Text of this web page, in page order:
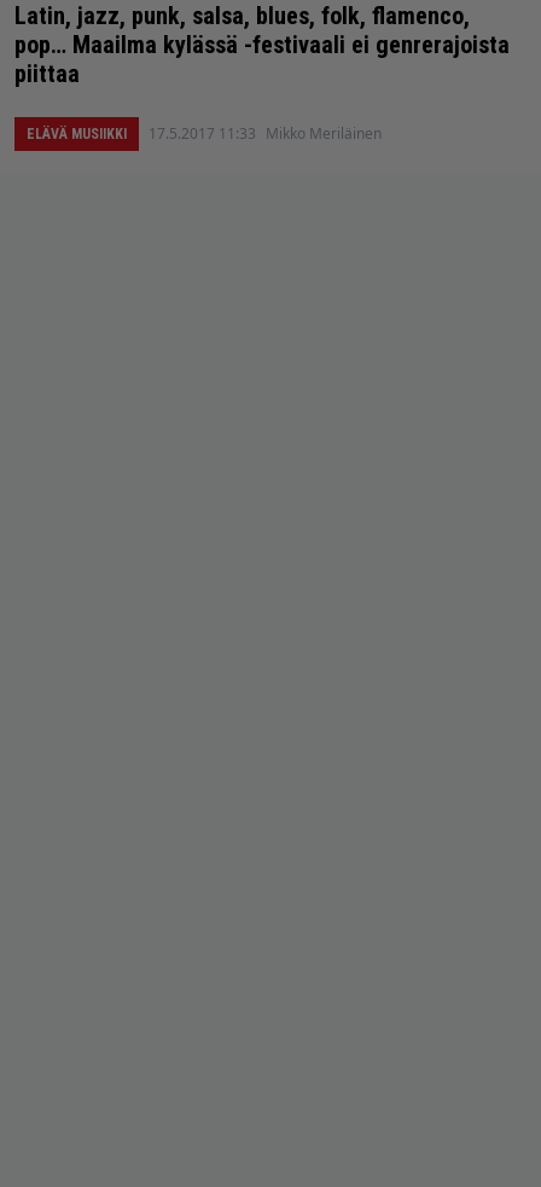
Latin, jazz, punk, salsa, blues, folk, flamenco,
pop… Maailma kylässä -festivaali ei genrerajoista
piittaa
ELÄVÄ MUSIIKKI 17.5.2017 11:33 Mikko Meriläinen